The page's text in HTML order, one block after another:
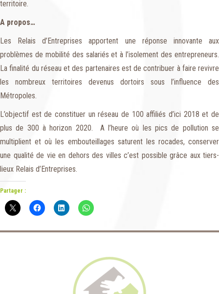
territoire.
A propos…
Les Relais d’Entreprises apportent une réponse innovante aux
problèmes de mobilité des salariés et à l’isolement des entrepreneurs.
La finalité du réseau et des partenaires est de contribuer à faire revivre
les nombreux territoires devenus dortoirs sous l’influence des
Métropoles.
L’objectif est de constituer un réseau de 100 affiliés d’ici 2018 et de
plus de 300 à horizon 2020. A l’heure où les pics de pollution se
multiplient et où les embouteillages saturent les rocades, conserver
une qualité de vie en dehors des villes c’est possible grâce aux tiers-
lieux Relais d’Entreprises.
Partager :